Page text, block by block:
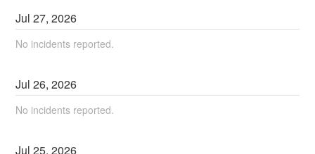
Jul27,2026
No incidents reported.
Jul26,2026
No incidents reported.
Jul25,2026